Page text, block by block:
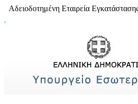
Αδειοδοτημένη Εταιρεία